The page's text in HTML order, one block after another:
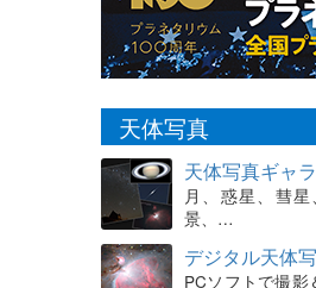
天体写真
天体写真ギャ
月、惑星、彗
景、…
デジタル天体
PCソフトで撮影